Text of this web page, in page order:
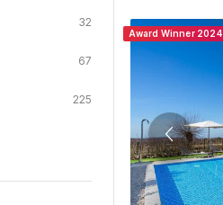
32
67
225
Award Winner 2024